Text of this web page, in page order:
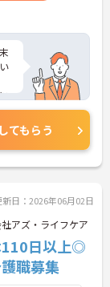
な
てもらう
新日：2026年06月02日
アズ・ライフケア
110日以上◎
職募集